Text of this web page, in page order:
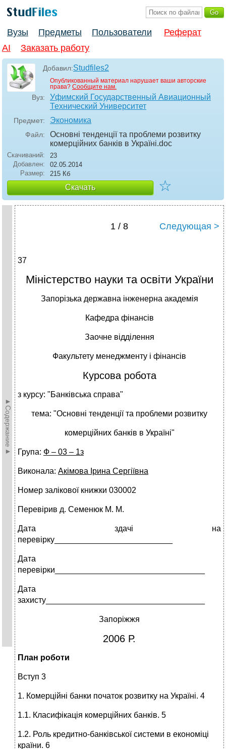
Вузы Предметы Пользователи
Реферат
AI
Заказать работу
Добавил:Studfiles2
Опубликованный материал нарушает ваши авторские
права? Сообщите нам.
Вуз:
Уфимский Государственный Авиационный
Технический Университет
Предмет: Экономика
Файл:
Основні тенденції та проблеми розвитку
комерційних банків в Україні.doc
Скачиваний:
23
Добавлен:
02.05.2014
Размер:
215 Кб
Скачать ☆
►Содержание►
1 / 8 Следующая >
37
Міністерство науки та освіти України
Запорізька державна інженерна академія
Кафедра фінансів
Заочне відділення
Факультету менеджменту і фінансів
Курсова робота
з курсу: "Банківська справа"
тема: "Основні тенденції та проблеми розвитку
комерційних банків в Україні"
Група: Ф – 03 – 1з
Виконала: Акімова Ірина Сергіївна
Номер залікової книжки 030002
Перевірив д. Семенюк М. М.
Дата здачі на
перевірку__________________________
Дата
перевірки_________________________________
Дата
захисту___________________________________
Запоріжжя
2006 Р.
План роботи
Вступ 3
1. Комерційні банки початок розвитку на Україні. 4
1.1. Класифікація комерційних банків. 5
1.2. Роль кредитно-банківської системи в економіці
країни. 6